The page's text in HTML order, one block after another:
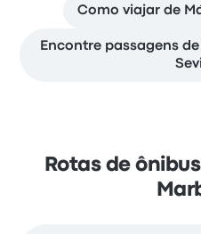
Como viajar de
Encontre passagens
Rotas de